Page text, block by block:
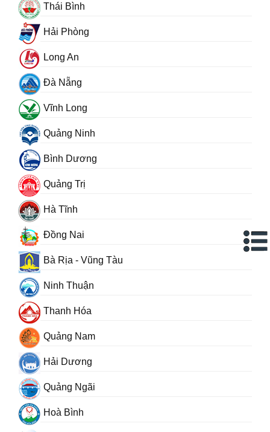
Thái Bình
Hải Phòng
Long An
Đà Nẵng
Vĩnh Long
Quảng Ninh
Bình Dương
Quảng Trị
Hà Tĩnh
Đồng Nai
Bà Rịa - Vũng Tàu
Ninh Thuận
Thanh Hóa
Quảng Nam
Hải Dương
Quảng Ngãi
Hoà Bình